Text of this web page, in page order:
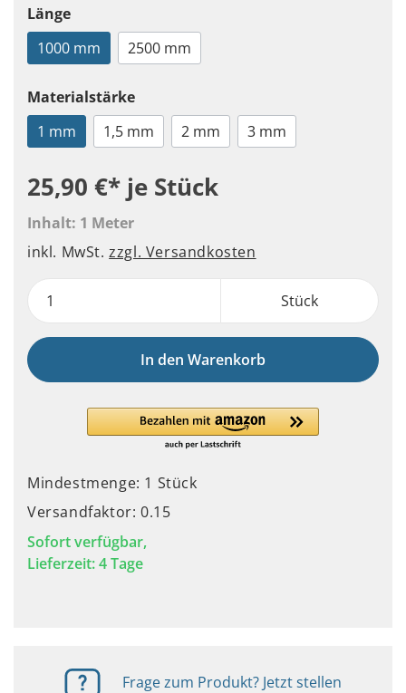
Länge
1000 mm
2500 mm
Materialstärke
1 mm
1,5 mm 2 mm 3 mm
25,90 €* je Stück
Inhalt: 1 Meter
inkl. MwSt.zzgl. Versandkosten
Stück
In den Warenkorb
Mindestmenge: 1 Stück
Versandfaktor: 0.15
Sofort verfügbar,
Lieferzeit: 4 Tage
Frage zum Produkt? Jetzt stellen